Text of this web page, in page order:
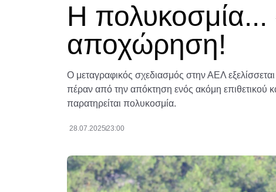
Η πολυκοσμία...
αποχώρηση!
Ο μεταγραφικός σχεδιασμός στην ΑΕΛ εξελίσσεται
πέραν από την απόκτηση ενός ακόμη επιθετικού
παρατηρείται πολυκοσμία.
28.07.202523:00